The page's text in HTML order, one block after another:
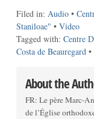
Filed in: Audio•
Staniloae" • Video
Tagged with: Centre
Costa de Beauregard•
About the
FR: Le père Marc-
de l’Église